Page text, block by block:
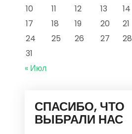
10
11 12 13 14
17
18 19 20 21
24
25 26 27 28
31
« Июл
СПАСИБО, ЧТО
ВЫБРАЛИ НАС